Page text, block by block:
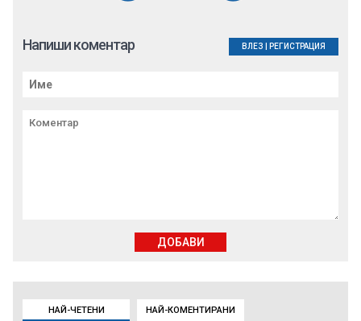
НАЙ-ЧЕТЕНИ НАЙ-КОМЕНТИРАНИ
Напиши коментар ВЛЕЗ РЕГИСТРАЦИЯ
ДОБАВИ